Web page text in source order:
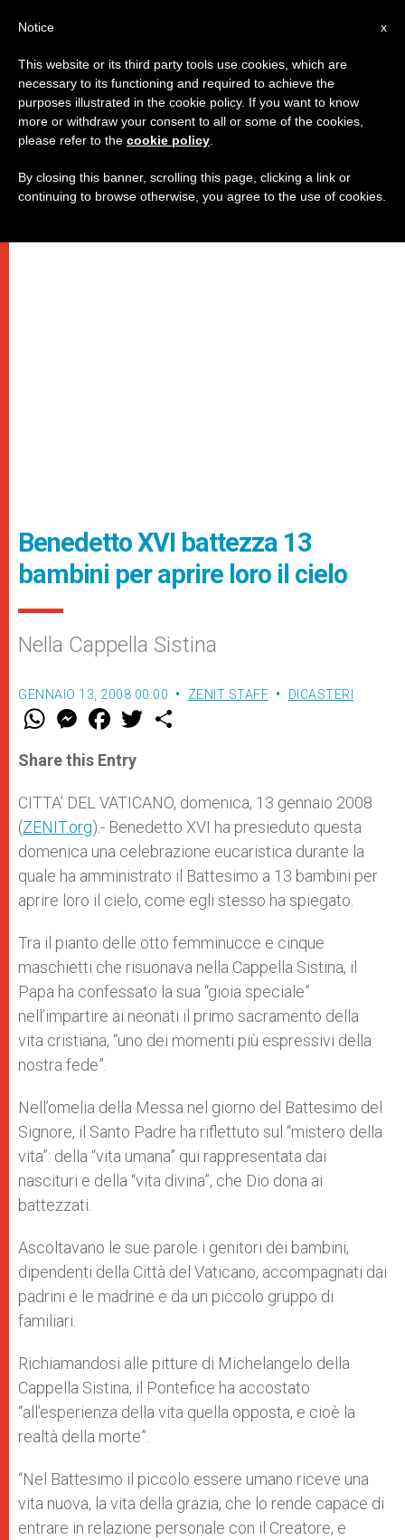
Benedetto XVI battezza 13
bambini per aprire loro il cielo
Nella Cappella Sistina
GENNAIO 13, 2008 00:00 ZENIT STAFF DICASTERI
W
t
s
p
p
M
e
s
e
g
e
r
F
a
e
b
o
k
w
r
Share this Entry
CITTA’ DEL VATICANO, domenica, 13 gennaio 2008
(ZENIT.org).- Benedetto XVI ha presieduto questa
domenica una celebrazione eucaristica durante la
quale ha amministrato il Battesimo a 13 bambini per
aprire loro il cielo, come egli stesso ha spiegato.
Tra il pianto delle otto femminucce e cinque
maschietti che risuonava nella Cappella Sistina, il
Papa ha confessato la sua “gioia speciale”
nell’impartire ai neonati il primo sacramento della
vita cristiana, “uno dei momenti più espressivi della
nostra fede”.
Nell’omelia della Messa nel giorno del Battesimo del
Signore, il Santo Padre ha riflettuto sul “mistero della
vita”: della “vita umana” qui rappresentata dai
nascituri e della “vita divina”, che Dio dona ai
battezzati.
Ascoltavano le sue parole i genitori dei bambini,
dipendenti della Città del Vaticano, accompagnati dai
padrini e le madrine e da un piccolo gruppo di
familiari.
Richiamandosi alle pitture di Michelangelo della
Cappella Sistina, il Pontefice ha accostato
“all’esperienza della vita quella opposta, e cioè la
realtà della morte”.
“Nel Battesimo il piccolo essere umano riceve una
vita nuova, la vita della grazia, che lo rende capace di
entrare in relazione personale con il Creatore, e
x
Notice
This website or its third party tools use cookies, which are
necessary to its functioning and required to achieve the
purposes illustrated in the cookie policy. If you want to know
more or withdraw your consent to all or some of the cookies,
please refer to the cookie policy
By closing this banner, scrolling this page, clicking a link or
continuing to browse otherwise, you agree to the use of cookies.